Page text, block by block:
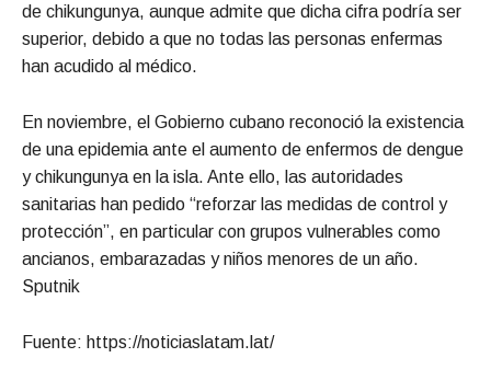
de chikungunya, aunque admite que dicha cifra podría ser
superior, debido a que no todas las personas enfermas
han acudido al médico.
En noviembre, el Gobierno cubano reconoció la existencia
de una epidemia ante el aumento de enfermos de dengue
y chikungunya en la isla. Ante ello, las autoridades
sanitarias han pedido “reforzar las medidas de control y
protección”, en particular con grupos vulnerables como
ancianos, embarazadas y niños menores de un año.
Sputnik
Fuente: https://noticiaslatam.lat/